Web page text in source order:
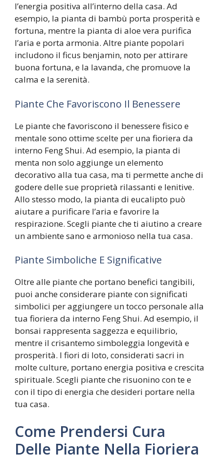
l’energia positiva all’interno della casa. Ad
esempio, la pianta di bambù porta prosperità e
fortuna, mentre la pianta di aloe vera purifica
l’aria e porta armonia. Altre piante popolari
includono il ficus benjamin, noto per attirare
buona fortuna, e la lavanda, che promuove la
calma e la serenità.
Piante Che Favoriscono Il Benessere
Le piante che favoriscono il benessere fisico e
mentale sono ottime scelte per una fioriera da
interno Feng Shui. Ad esempio, la pianta di
menta non solo aggiunge un elemento
decorativo alla tua casa, ma ti permette anche di
godere delle sue proprietà rilassanti e lenitive.
Allo stesso modo, la pianta di eucalipto può
aiutare a purificare l’aria e favorire la
respirazione. Scegli piante che ti aiutino a creare
un ambiente sano e armonioso nella tua casa.
Piante Simboliche E Significative
Oltre alle piante che portano benefici tangibili,
puoi anche considerare piante con significati
simbolici per aggiungere un tocco personale alla
tua fioriera da interno Feng Shui. Ad esempio, il
bonsai rappresenta saggezza e equilibrio,
mentre il crisantemo simboleggia longevità e
prosperità. I fiori di loto, considerati sacri in
molte culture, portano energia positiva e crescita
spirituale. Scegli piante che risuonino con te e
con il tipo di energia che desideri portare nella
tua casa.
Come Prendersi Cura
Delle Piante Nella Fioriera